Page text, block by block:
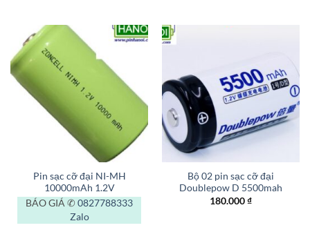
Pin sạc cỡ đại NI-MH
10000mAh 1.2V
BÁO GIÁ ✆ 0827788333
Zalo
Bộ 02 pin sạc cỡ đại
Doublepow D 5500mah
180.000₫